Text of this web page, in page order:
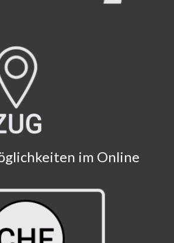
im Online